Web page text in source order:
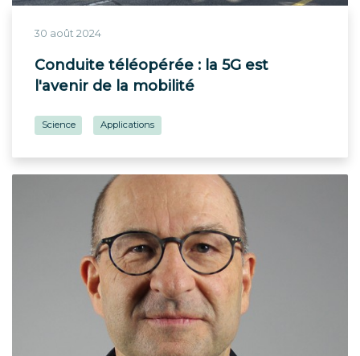
30 août 2024
Conduite téléopérée : la 5G est
l'avenir de la mobilité
Science Applications